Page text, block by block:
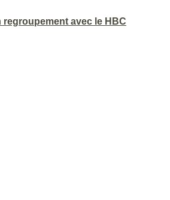
regroupement avec le HBC